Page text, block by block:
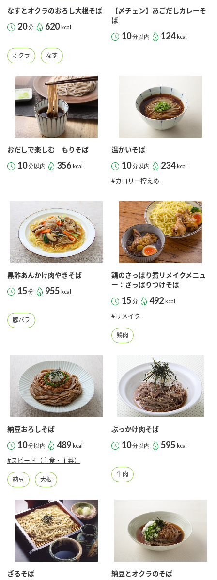
業務用サイト ミツカングループについて
なすとオクラのおろし大根そば
20分 620 kcal
オクラ なす
【〆チェン】あごだしカレーそ
ば
10分以内 124 kcal
おだしで楽しむ もりそば
10分以内 356 kcal
温かいそば
10分以内 234 kcal
#カロリー控えめ
黒酢あんかけ肉やきそば
15分 955 kcal
豚バラ
鶏のさっぱり煮リメイクメニュ
ー：さっぱりつけそば
15分 492 kcal
#リメイク
鶏肉
納豆おろしそば
10分以内 489 kcal
#スピード（主食・主菜）
納豆 大根
ぶっかけ肉そば
10分以内 595 kcal
牛肉
ざるそば 納豆とオクラのそば